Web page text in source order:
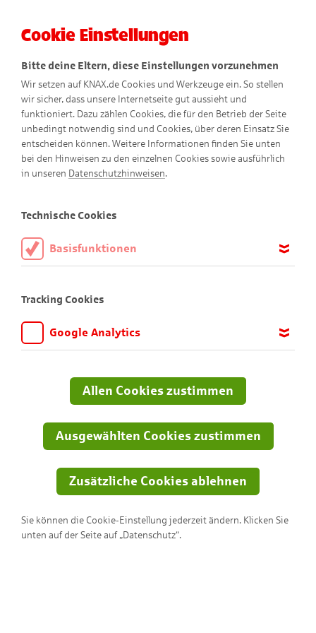
Freizeittipps
Erlebe viele tolle Dinge in der
Cookie Einstellungen
Bitte deine Eltern, diese Einstellungen vorzunehmen
Wir setzen auf KNAX.de Cookies und Werkzeuge ein. So stellen
wir sicher, dass unsere Internetseite gut aussieht und
funktioniert. Dazu zählen Cookies, die für den Betrieb der Seite
unbedingt notwendig sind und Cookies, über deren Einsatz Sie
entscheiden können. Weitere Informationen finden Sie unten
bei den Hinweisen zu den einzelnen Cookies sowie ausführlich
in unseren Datenschutzhinweisen.
Technische Cookies
Basisfunktionen
aktiviert sein.
Tracking Cookies
Google Analytics
anpassen und verbessern können. Aus diesem Grund nutzen wir
Google Analytics. Dieses Werkzeug erfasst die Seitenaufrufe zu
Übertragung anonymisiert.
Allen Cookies zustimmen
Ausgewählten Cookies zustimmen
Zusätzliche Cookies ablehnen
Sie können die Cookie-Einstellung jederzeit ändern. Klicken Sie
unten auf der Seite auf „Datenschutz“.